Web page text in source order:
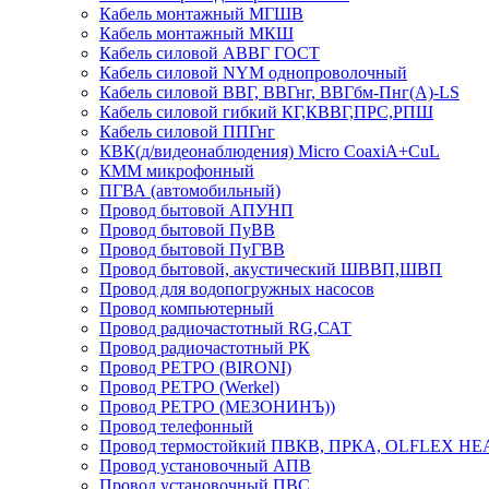
Кабель монтажный МГШВ
Кабель монтажный МКШ
Кабель силовой АВВГ ГОСТ
Кабель силовой NYM однопроволочный
Кабель силовой ВВГ, ВВГнг, ВВГбм-Пнг(А)-LS
Кабель силовой гибкий КГ,КВВГ,ПРС,РПШ
Кабель силовой ППГнг
КВК(д/видеонаблюдения) Micro CoaxiA+CuL
КММ микрофонный
ПГВА (автомобильный)
Провод бытовой АПУНП
Провод бытовой ПуВВ
Провод бытовой ПуГВВ
Провод бытовой, акустический ШВВП,ШВП
Провод для водопогружных насосов
Провод компьютерный
Провод радиочастотный RG,САТ
Провод радиочастотный РК
Провод РЕТРО (BIRONI)
Провод РЕТРО (Werkel)
Провод РЕТРО (МЕЗОНИНЪ))
Провод телефонный
Провод термостойкий ПВКВ, ПРКА, OLFLEX
Провод установочный АПВ